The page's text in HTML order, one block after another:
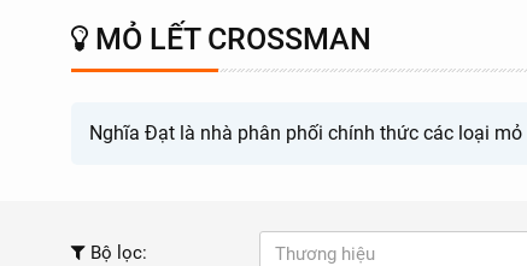
MỎ LẾT CROSSMAN
Nghĩa Đạt là nhà phân phối chính thức các loại
Bộ lọc: Thương hiệu